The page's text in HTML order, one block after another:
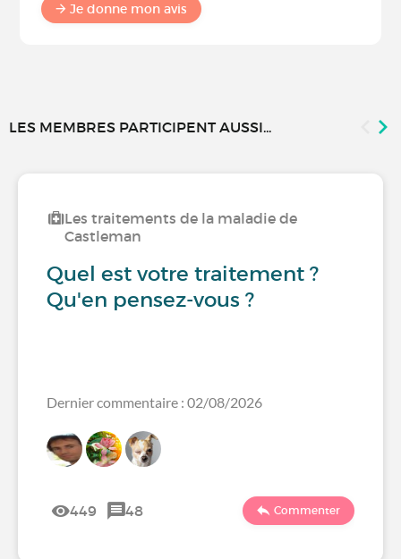
Je donne mon avis
LES MEMBRES PARTICIPENT AUSSI...
Les traitements de la maladie de
Castleman
Quel est votre traitement ?
Qu'en pensez-vous ?
Dernier commentaire : 02/08/2026
449 48 Commenter